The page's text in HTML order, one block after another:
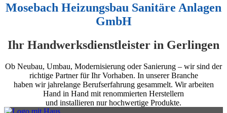
Mosebach Heizungsbau Sanitäre Anlagen
GmbH
Ihr Handwerksdienstleister in Gerlingen
Ob Neubau, Umbau, Modernisierung oder Sanierung – wir sind der
richtige Partner für Ihr Vorhaben. In unserer Branche
haben wir jahrelange Berufserfahrung gesammelt. Wir arbeiten
Hand in Hand mit renommierten Herstellern
und installieren nur hochwertige Produkte.